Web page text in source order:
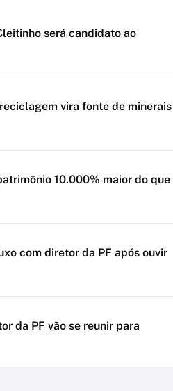
será candidato ao
vira fonte de minerais
10.000% maior do que
com diretor da PF após ouvir
da PF vão se reunir para